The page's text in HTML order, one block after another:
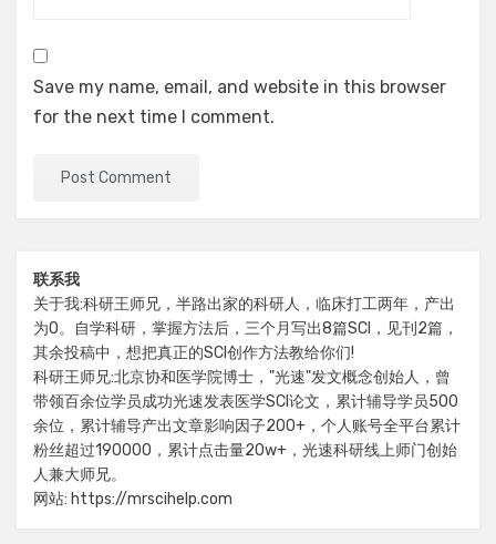
Save my name, email, and website in this browser
for the next time I comment.
联系我
关于我:科研王师兄，半路出家的科研人，临床打工两年，产出
为0。自学科研，掌握方法后，三个月写出8篇SCI，见刊2篇，
其余投稿中，想把真正的SCI创作方法教给你们!
科研王师兄:北京协和医学院博士，"光速"发文概念创始人，曾
带领百余位学员成功光速发表医学SCI论文，累计辅导学员500
余位，累计辅导产出文章影响因子200+，个人账号全平台累计
粉丝超过190000，累计点击量20w+，光速科研线上师门创始
人兼大师兄。
网站: https://mrscihelp.com